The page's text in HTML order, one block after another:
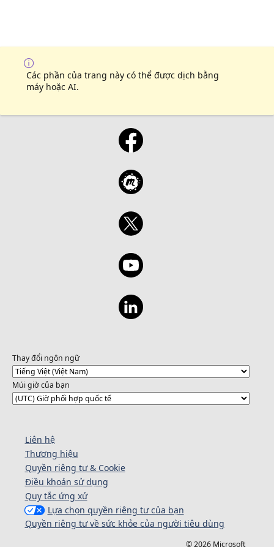
Các phần của trang này có thể được dịch bằng
máy hoặc AI.
Thay đổi ngôn ngữ
Múi giờ của bạn
Liên hệ
Thương hiệu
Quyền riêng tư & Cookie
Điều khoản sử dụng
Quy tắc ứng xử
Lựa chọn quyền riêng tư của bạn
Quyền riêng tư về sức khỏe của người tiêu dùng
© 2026 Microsoft